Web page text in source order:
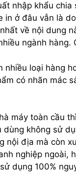
nhập khẩu chia
in ở đâu vẫn là
về nội dung
ngành hàng.
loại hàng
có nhãn mác
máy toàn cầu
không sử
nội địa mà còn
nghiệp ngoài,
dụng 100%